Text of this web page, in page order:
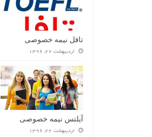
تافل نیمه خصوصی
اردیبهشت 22, 1396
آیلتس نیمه خصوصی
اردیبهشت 22, 1396